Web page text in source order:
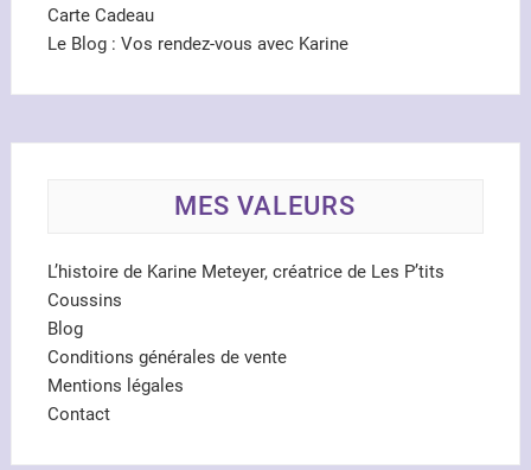
Carte Cadeau
Le Blog : Vos rendez-vous avec Karine
MES VALEURS
L’histoire de Karine Meteyer, créatrice de Les P’tits
Coussins
Blog
Conditions générales de vente
Mentions légales
Contact